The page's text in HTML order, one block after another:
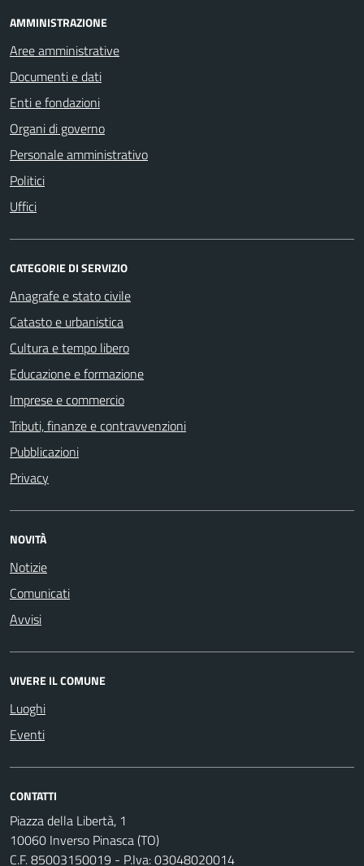
AMMINISTRAZIONE
Aree amministrative
Documenti e dati
Enti e fondazioni
Organi di governo
Personale amministrativo
Politici
Uffici
CATEGORIE DI SERVIZIO
Anagrafe e stato civile
Catasto e urbanistica
Cultura e tempo libero
Educazione e formazione
Imprese e commercio
Tributi, finanze e contravvenzioni
Pubblicazioni
Privacy
NOVITÀ
Notizie
Comunicati
Avvisi
VIVERE IL COMUNE
Luoghi
Eventi
CONTATTI
Piazza della Libertà, 1
10060 Inverso Pinasca (TO)
C.F. 85003150019 - P.Iva: 03048020014